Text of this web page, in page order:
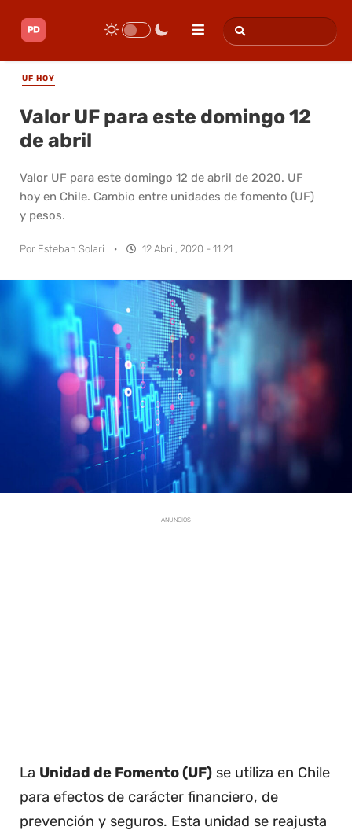
UF HOY
Valor UF para este domingo 12
de abril
Valor UF para este domingo 12 de abril de 2020. UF
hoy en Chile. Cambio entre unidades de fomento (UF)
y pesos.
Por Esteban Solari · 12 Abril, 2020 - 11:21
ANUNCIOS
La Unidad de Fomento (UF) se utiliza en Chile
para efectos de carácter financiero, de
prevención y seguros. Esta unidad se reajusta